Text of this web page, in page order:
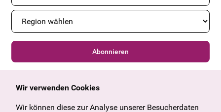
Abonnieren
Allgemein
Angebote & News
Wien
Wir verwenden Cookies
Wir können diese zur Analyse unserer Besucherdaten